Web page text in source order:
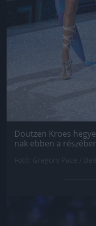
Doutzen Kroes
nak ebben a